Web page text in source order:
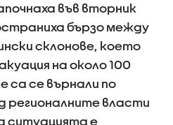
във вторник
бързо между
склонове, което
на около 100
са се върнали по
регионалните власти
ситуацията е